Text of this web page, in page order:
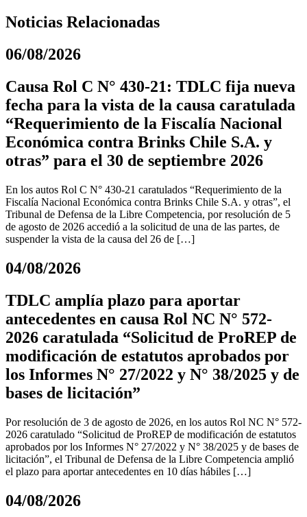
Noticias Relacionadas
06/08/2026
Causa Rol C N° 430-21: TDLC fija nueva
fecha para la vista de la causa caratulada
“Requerimiento de la Fiscalía Nacional
Económica contra Brinks Chile S.A. y
otras” para el 30 de septiembre 2026
En los autos Rol C N° 430-21 caratulados “Requerimiento de la
Fiscalía Nacional Económica contra Brinks Chile S.A. y otras”, el
Tribunal de Defensa de la Libre Competencia, por resolución de 5
de agosto de 2026 accedió a la solicitud de una de las partes, de
suspender la vista de la causa del 26 de […]
04/08/2026
TDLC amplía plazo para aportar
antecedentes en causa Rol NC N° 572-
2026 caratulada “Solicitud de ProREP de
modificación de estatutos aprobados por
los Informes N° 27/2022 y N° 38/2025 y de
bases de licitación”
Por resolución de 3 de agosto de 2026, en los autos Rol NC N° 572-
2026 caratulado “Solicitud de ProREP de modificación de estatutos
aprobados por los Informes N° 27/2022 y N° 38/2025 y de bases de
licitación”, el Tribunal de Defensa de la Libre Competencia amplió
el plazo para aportar antecedentes en 10 días hábiles […]
04/08/2026